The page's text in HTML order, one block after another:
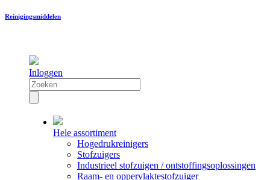
Reinigingsmiddelen
Inloggen
Hele assortiment
Hogedrukreinigers
Stofzuigers
Industrieel stofzuigen / ontstoffingsoplossingen
Raam- en oppervlaktestofzuiger